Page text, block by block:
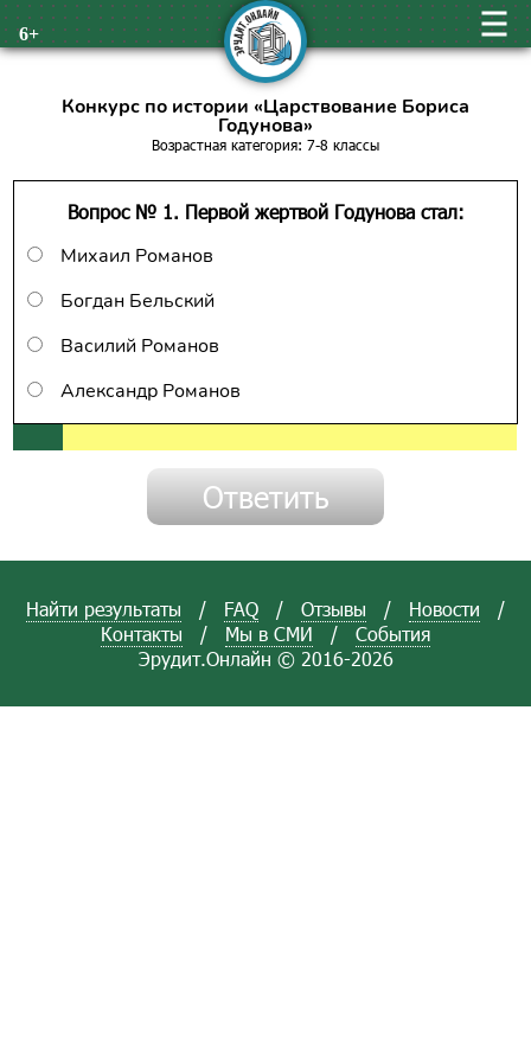
6+
Конкурс по истории «Царствование Бориса
Годунова»
Возрастная категория: 7-8 классы
Вопрос № 1. Первой жертвой Годунова стал:
Михаил Романов
Богдан Бельский
Василий Романов
Александр Романов
Найти результаты / FAQ / Отзывы / Новости
/
Контакты
/ Мы в СМИ /
События
Эрудит.Онлайн © 2016-2026